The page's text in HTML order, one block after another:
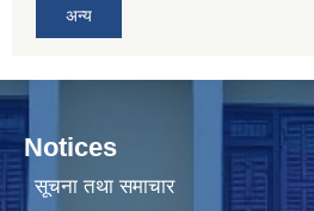
अन्य
Notices
सूचना तथा समाचार